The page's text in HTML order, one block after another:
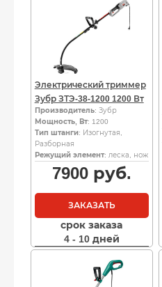
Электрический триммер
Зубр ЗТЭ-38-1200 1200 Вт
Производитель: Зубр
Мощность, Вт: 1200
Тип штанги: Изогнутая,
Разборная
Режущий элемент: леска, нож
7900руб.
ЗАКАЗАТЬ
срок заказа
4 - 10 дней